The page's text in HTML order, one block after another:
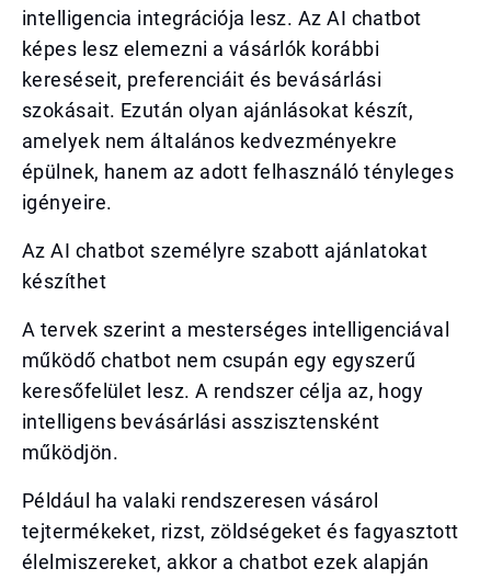
intelligencia integrációja lesz. Az AI chatbot
képes lesz elemezni a vásárlók korábbi
kereséseit, preferenciáit és bevásárlási
szokásait. Ezután olyan ajánlásokat készít,
amelyek nem általános kedvezményekre
épülnek, hanem az adott felhasználó tényleges
igényeire.
Az AI chatbot személyre szabott ajánlatokat
készíthet
A tervek szerint a mesterséges intelligenciával
működő chatbot nem csupán egy egyszerű
keresőfelület lesz. A rendszer célja az, hogy
intelligens bevásárlási asszisztensként
működjön.
Például ha valaki rendszeresen vásárol
tejtermékeket, rizst, zöldségeket és fagyasztott
élelmiszereket, akkor a chatbot ezek alapján